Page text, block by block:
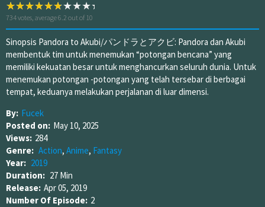
734votes, average6.2 out of 10
Sinopsis Pandora to Akubi/パンドラとアクビ: Pandora dan Akubi
membentuk tim untuk menemukan “potongan bencana” yang
memiliki kekuatan besar untuk menghancurkan seluruh dunia. Untuk
menemukan potongan -potongan yang telah tersebar di berbagai
tempat, keduanya melakukan perjalanan di luar dimensi.
By: Fucek
Posted on: May 10, 2025
Views: 284
Genre: Action, Anime, Fantasy
Year: 2019
Duration: 27 Min
Release: Apr 05, 2019
Number Of Episode: 2